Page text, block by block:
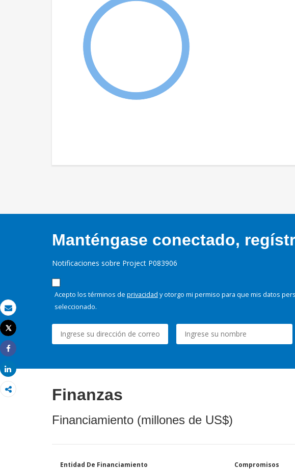
Correo electrónico
Imprimir
Tweet
Share
Share
Manténgase conectado,
Notificaciones sobre Project P083906
Acepto los términos de privacidad y otorgo mi permiso para que mis datos
seleccionado.
Finanzas
Financiamiento (millones de US$)
Entidad De Financiamiento Compromisos